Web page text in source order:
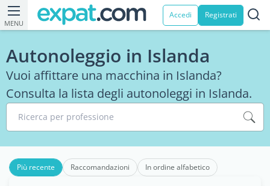
MENU
Accedi Registrati
Autonoleggio in Islanda
Vuoi affittare una macchina in Islanda?
Consulta la lista degli autonoleggi in Islanda.
Ricerca per professione
Più recente Raccomandazioni In ordine alfabetico